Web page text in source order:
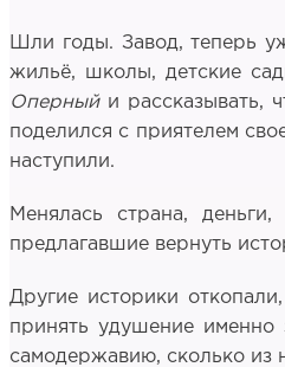
Шли годы. Завод, теперь
жильё, школы, детские
Оперныйи рассказывать,
поделился с приятелем
наступили.
Менялась страна,
предлагавшие вернуть
Другие историки
принять удушение
самодержавию, сколько из